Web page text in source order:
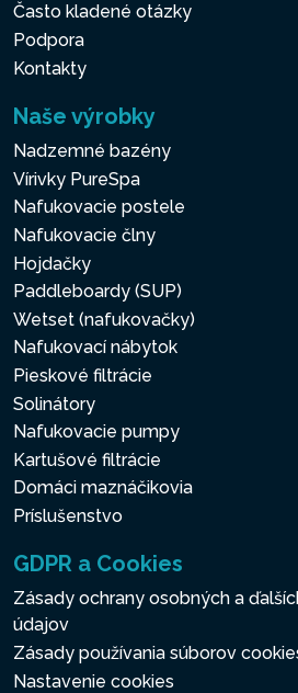
Často kladené otázky
Podpora
Kontakty
Naše výrobky
Nadzemné bazény
Vírivky PureSpa
Nafukovacie postele
Nafukovacie člny
Hojdačky
Paddleboardy (SUP)
Wetset (nafukovačky)
Nafukovací nábytok
Pieskové filtrácie
Solinátory
Nafukovacie pumpy
Kartušové filtrácie
Domáci maznáčikovia
Príslušenstvo
GDPR a Cookies
Zásady ochrany osobných a
údajov
Zásady používania súborov
Nastavenie cookies